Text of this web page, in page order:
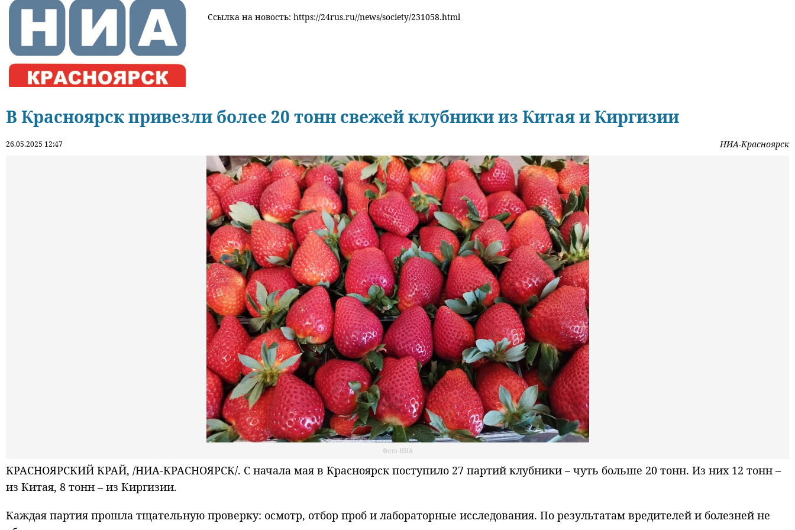
Ссылка на новость: https://24rus.ru//news/society/231058.html
В Красноярск привезли более 20 тонн свежей клубники из Китая и Киргизии
26.05.2025 12:47 НИА-Красноярск
Фото НИА
КРАСНОЯРСКИЙ КРАЙ, /НИА-КРАСНОЯРСК/. С начала мая в Красноярск поступило 27 партий клубники – чуть больше 20 тонн. Из них 12 тонн –
из Китая, 8 тонн – из Киргизии.
Каждая партия прошла тщательную проверку: осмотр, отбор проб и лабораторные исследования. По результатам вредителей и болезней не